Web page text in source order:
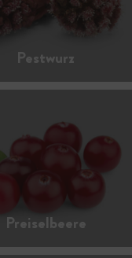
Pestwurz
Preiselbeere